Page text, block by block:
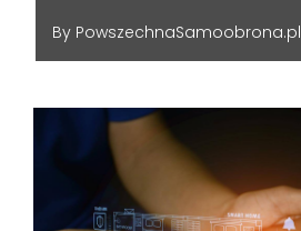
By PowszechnaSamoobrona.pl